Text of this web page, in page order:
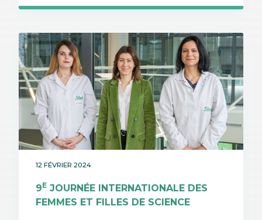
12 FÉVRIER 2024
9EJOURNÉE INTERNATIONALE DES
FEMMES ET FILLES DE SCIENCE